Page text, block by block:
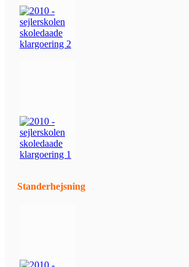
Standerhejsning